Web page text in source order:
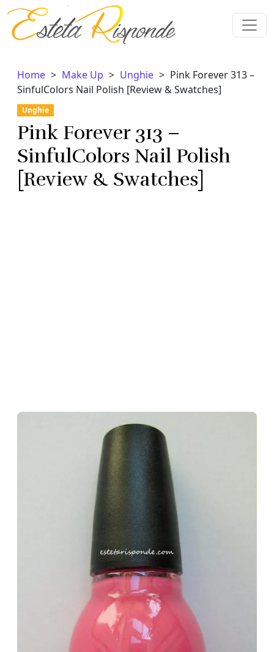
Vai al contenuto
Home Make Up Unghie
Pink Forever 313 –
SinfulColors Nail Polish [Review & Swatches]
Unghie
Pink Forever 313 –
SinfulColors Nail Polish
[Review & Swatches]